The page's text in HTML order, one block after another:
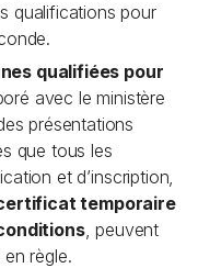
qualifications pour
qualifiées pour
avec le ministère
présentations
que tous les
et d’inscription,
temporaire
, peuvent
règle.